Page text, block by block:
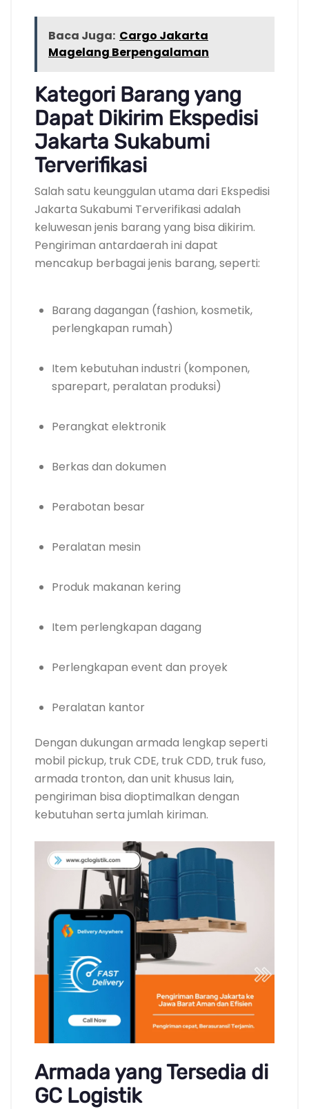
Baca Juga: Cargo Jakarta
Magelang Berpengalaman
Kategori Barang yang
Dapat Dikirim Ekspedisi
Jakarta Sukabumi
Terverifikasi
Salah satu keunggulan utama dari Ekspedisi
Jakarta Sukabumi Terverifikasi adalah
keluwesan jenis barang yang bisa dikirim.
Pengiriman antardaerah ini dapat
mencakup berbagai jenis barang, seperti:
Barang dagangan (fashion, kosmetik,
perlengkapan rumah)
Item kebutuhan industri (komponen,
sparepart, peralatan produksi)
Perangkat elektronik
Berkas dan dokumen
Perabotan besar
Peralatan mesin
Produk makanan kering
Item perlengkapan dagang
Perlengkapan event dan proyek
Peralatan kantor
Dengan dukungan armada lengkap seperti
mobil pickup, truk CDE, truk CDD, truk fuso,
armada tronton, dan unit khusus lain,
pengiriman bisa dioptimalkan dengan
kebutuhan serta jumlah kiriman.
Armada yang Tersedia di
GC Logistik